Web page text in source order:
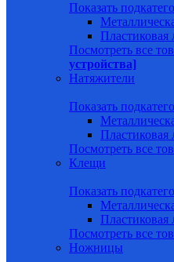
Показать
Пластиковая
Посмотреть все
устройства]
Натяжители
Показать
Пластиковая
Посмотреть все
Клещи
Показать
Пластиковая
Посмотреть все
Ножницы